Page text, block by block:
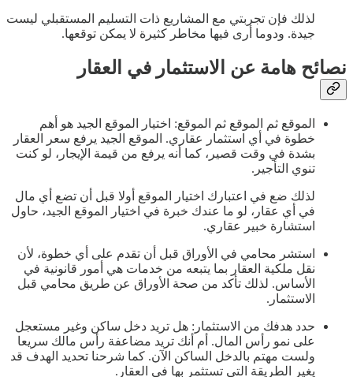
لذلك فإن تجربتي مع المشاريع ذات التسليم المستقبلي ليست
جيدة. ودوما أرى فيها مخاطر كثيرة لا يمكن توقعها.
نصائح هامة عن الاستثمار في العقار
الموقع ثم الموقع ثم الموقع: اختيار الموقع الجيد هو أهم
خطوة في أي استثمار عقاري. الموقع الجيد يرفع سعر العقار
بشدة في وقت قصير، كما أنه يرفع من قيمة الإيجار، لو كنت
تنوي التأجير.
لذلك ضع في اعتبارك اختيار الموقع أولا قبل أن تضع أي مال
في أي عقار، لو ما عندك خبرة في اختيار الموقع الجيد، حاول
استشارة خبير عقاري.
استشر محامي في الأوراق قبل أن تقدم على أي خطوة، لأن
نقل ملكية العقار بما يتبعه من خدمات هي أمور قانونية في
الأساس. لذلك تأكد من صحة الأوراق عن طريق محامي قبل
الاستثمار.
حدد هدفك من الاستثمار: هل تريد دخل ساكن وغير مستعجل
على نمو رأس المال. أم أنك تريد مضاعفة رأس مالك سريعا
ولست مهتم بالدخل الساكن الآن. كما شرحنا تحديد الهدف قد
يغير الطريقة التي تستثمر بها في العقار.